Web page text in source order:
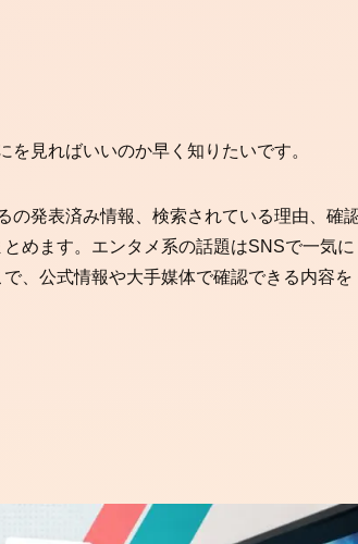
見ればいいのか早く知りたいです。
の発表済み情報、検索されている理由、確
めます。エンタメ系の話題はSNSで一気に
、公式情報や大手媒体で確認できる内容を